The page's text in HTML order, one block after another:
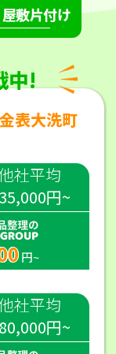
敷片付け
中!
表大洗町
社平均
35,000円~
円~
社平均
80,000円~